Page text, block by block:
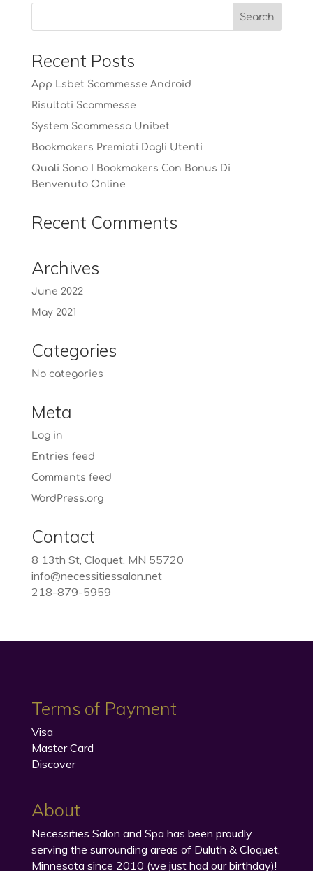
Recent Posts
App Lsbet Scommesse Android
Risultati Scommesse
System Scommessa Unibet
Bookmakers Premiati Dagli Utenti
Quali Sono I Bookmakers Con Bonus Di
Benvenuto Online
Recent Comments
Archives
June 2022
May 2021
Categories
No categories
Meta
Log in
Entries feed
Comments feed
WordPress.org
Contact
8 13th St, Cloquet, MN 55720
info@necessitiessalon.net
218-879-5959
Terms of Payment
Visa
Master Card
Discover
About
Necessities Salon and Spa has been proudly
serving the surrounding areas of Duluth & Cloquet,
Minnesota since 2010 (we just had our birthday)!